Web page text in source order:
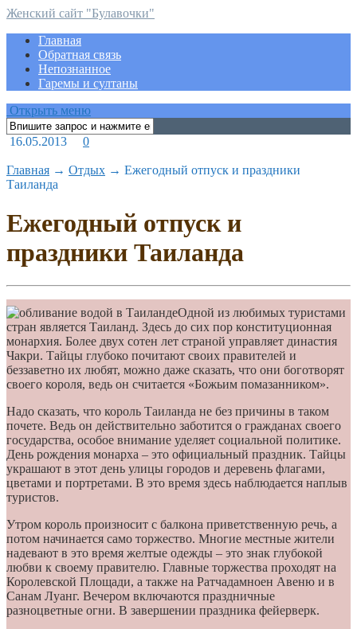
Женский сайт "Булавочки"
Главная
Обратная связь
Непознанное
Гаремы и султаны
Открыть меню
16.05.2013 0
Главная → Отдых → Ежегодный отпуск и праздники
Таиланда
Ежегодный отпуск и
праздники Таиланда
Одной из любимых туристами
стран является Таиланд. Здесь до сих пор конституционная
монархия. Более двух сотен лет страной управляет династия
Чакри. Тайцы глубоко почитают своих правителей и
беззаветно их любят, можно даже сказать, что они боготворят
своего короля, ведь он считается «Божьим помазанником».
Надо сказать, что король Таиланда не без причины в таком
почете. Ведь он действительно заботится о гражданах своего
государства, особое внимание уделяет социальной политике.
День рождения монарха – это официальный праздник. Тайцы
украшают в этот день улицы городов и деревень флагами,
цветами и портретами. В это время здесь наблюдается наплыв
туристов.
Утром король произносит с балкона приветственную речь, а
потом начинается само торжество. Многие местные жители
надевают в это время желтые одежды – это знак глубокой
любви к своему правителю. Главные торжества проходят на
Королевской Площади, а также на Ратчадамноен Авеню и в
Санам Луанг. Вечером включаются праздничные
разноцветные огни. В завершении праздника фейерверк.